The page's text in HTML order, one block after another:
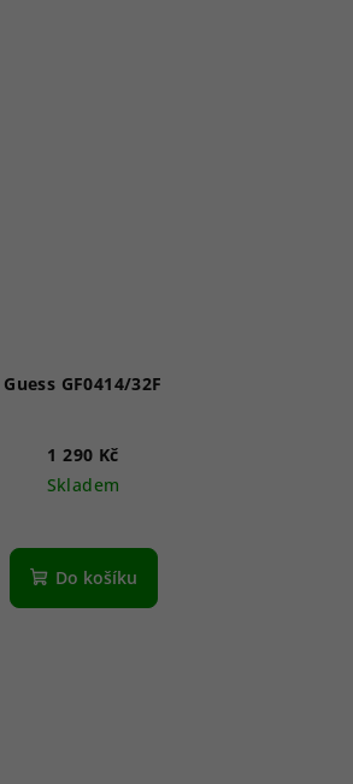
Guess GF0414/32F
1 290 Kč
Skladem
Do košíku